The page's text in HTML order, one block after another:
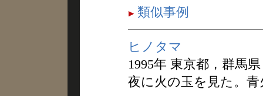
類似事例
ヒノタマ
1995年 東京都，群馬県
夜に火の玉を見た。